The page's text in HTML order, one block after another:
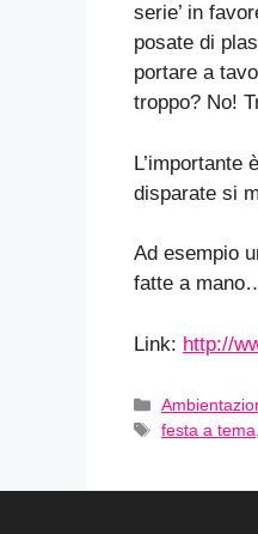
serie’ in
posate di
portare a
troppo? No!
L’importante
disparate si
Ad esempio
fatte a
Link: http://
Categorie
Tag
festa a tema